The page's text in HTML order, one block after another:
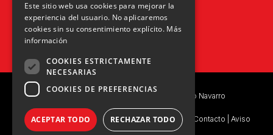
31002 Pamplona, Navarra
info@upn.org · 948 223 402
Copyright © 2026 UPN | Unión del Pueblo Navarro
Política de privacidad |Política de Privacidad de Contacto
Aviso
Legal|
Este sitio web usa cookies para mejorar la
experiencia del usuario. No aplicaremos
cookies sin su consentimiento explícito. Más
información
COOKIES ESTRICTAMENTE
NECESARIAS
COOKIES DE PREFERENCIAS
ACEPTAR TODO RECHAZAR TODO